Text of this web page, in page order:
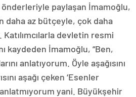
paylaşan İmamoğlu,
daha az bütçeyle, çok daha
Katılımcılarla devletin resmi
kaydeden İmamoğlu, “Ben,
anlatıyorum. Öyle aşağısını
aşağı çeken ‘Esenler
yani. Büyükşehir